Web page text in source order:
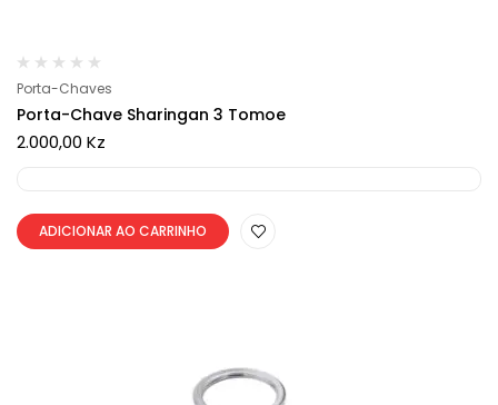
Porta-Chaves
Porta-Chave Sharingan 3 Tomoe
2.000,00 Kz
ADICIONAR AO CARRINHO